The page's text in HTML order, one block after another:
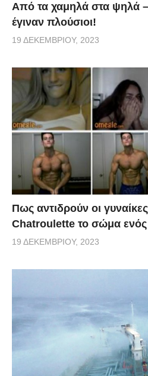
Από τα χαμηλά στα ψηλά
έγιναν πλούσιοι!
19 ΔΕΚΕΜΒΡΊΟΥ, 2023
Πως αντιδρούν οι
Chatroulette το σώμα ενός
19 ΔΕΚΕΜΒΡΊΟΥ, 2023